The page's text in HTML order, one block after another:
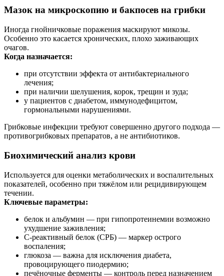
Мазок на микроскопию и бакпосев на грибки
Иногда гнойничковые поражения маскируют микозы.
Особенно это касается хронических, плохо заживающих
очагов.
Когда назначается:
при отсутствии эффекта от антибактериального
лечения;
при наличии шелушения, корок, трещин и зуда;
у пациентов с диабетом, иммунодефицитом,
гормональными нарушениями.
Грибковые инфекции требуют совершенно другого подхода —
противогрибковых препаратов, а не антибиотиков.
Биохимический анализ крови
Используется для оценки метаболических и воспалительных
показателей, особенно при тяжёлом или рецидивирующем
течении.
Ключевые параметры:
белок и альбумин — при гипопротеинемии возможно
ухудшение заживления;
С-реактивный белок (СРБ) — маркер острого
воспаления;
глюкоза — важна для исключения диабета,
провоцирующего пиодермию;
печёночные ферменты — контроль перед назначением